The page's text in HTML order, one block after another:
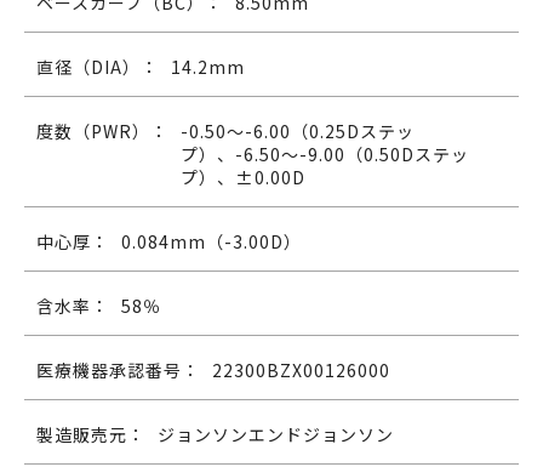
直径（DIA）： 14.2mm
度数（PWR）：
-0.50～-6.00（0.25Dステッ
プ）、-6.50～-9.00（0.50Dステッ
プ）、±0.00D
中心厚： 0.084mm（-3.00D）
含水率： 58％
医療機器承認番号： 22300BZX00126000
製造販売元： ジョンソンエンドジョンソン